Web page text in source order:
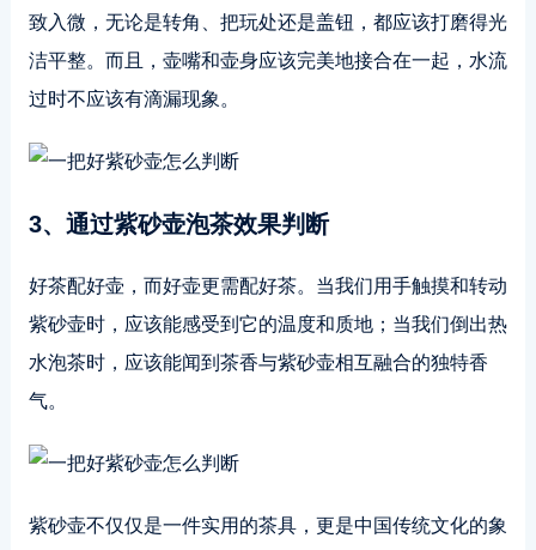
致入微，无论是转角、把玩处还是盖钮，都应该打磨得光
洁平整。而且，壶嘴和壶身应该完美地接合在一起，水流
过时不应该有滴漏现象。
3、通过紫砂壶泡茶效果判断
好茶配好壶，而好壶更需配好茶。当我们用手触摸和转动
紫砂壶时，应该能感受到它的温度和质地；当我们倒出热
水泡茶时，应该能闻到茶香与紫砂壶相互融合的独特香
气。
紫砂壶不仅仅是一件实用的茶具，更是中国传统文化的象